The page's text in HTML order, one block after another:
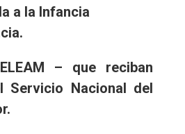
a la Infancia
– que reciban
Servicio Nacional del